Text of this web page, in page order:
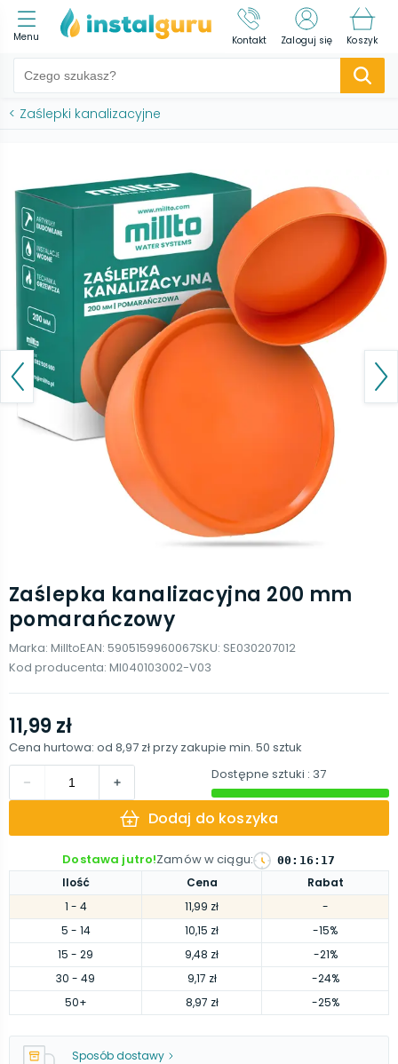
Menu Kontakt Zaloguj się Koszyk
< Zaślepki kanalizacyjne
Zaślepka kanalizacyjna 200 mm
pomarańczowy
Marka: MilltoEAN: 5905159960067SKU: SE030207012
Kod producenta: MI040103002-V03
Ilość Cena
Rabat
1 - 4 11,99 zł
-
5 - 14 10,15 zł
-15%
15 - 29 9,48 zł
-21%
30 - 49 9,17 zł
-24%
50+ 8,97 zł -25%
11,99 zł
Cena hurtowa: od 8,97 złprzy zakupie min. 50 sztuk
Dostępne sztuki : 37
Dodaj do koszyka
Dostawa jutro!Zamów w ciągu: 00 : 16 : 16
Sposób dostawy